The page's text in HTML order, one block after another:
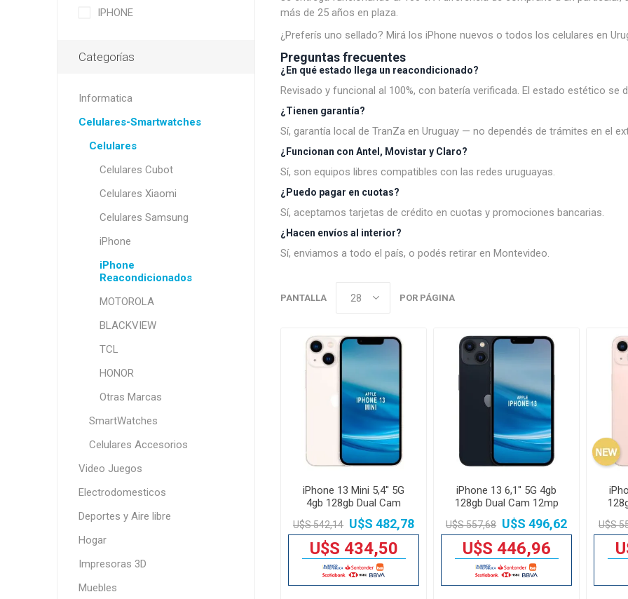
más de 25 años en plaza.
¿Preferís uno sellado? Mirá los iPhone nuevos o todos los celulares en
Preguntas frecuentes
¿En qué estado llega un reacondicionado?
Revisado y funcional al 100%, con batería verificada. El estado estético se
¿Tienen garantía?
Sí, garantía local de TranZa en Uruguay — no dependés de trámites en el
¿Funcionan con Antel, Movistar y Claro?
Sí, son equipos libres compatibles con las redes uruguayas.
¿Puedo pagar en cuotas?
Sí, aceptamos tarjetas de crédito en cuotas y promociones bancarias.
¿Hacen envíos al interior?
Sí, enviamos a todo el país, o podés retirar en Montevideo.
PANTALLA POR PÁGINA
iPhone 13 Mini 5,4'' 5G
4gb 128gb Dual Cam
12mp
U$S 542,14 U$S 482,78
U$S 434,50
iPhone 13 6,1'' 5G 4gb
128gb Dual Cam 12mp
U$S 557,68 U$S 496,62
U$S 446,96
U$S
IPHONE
Categorías
Informatica
Celulares-Smartwatches
Celulares
Celulares Cubot
Celulares Xiaomi
Celulares Samsung
iPhone
iPhone
Reacondicionados
MOTOROLA
BLACKVIEW
TCL
HONOR
Otras Marcas
SmartWatches
Celulares Accesorios
Video Juegos
Electrodomesticos
Deportes y Aire libre
Hogar
Impresoras 3D
Muebles